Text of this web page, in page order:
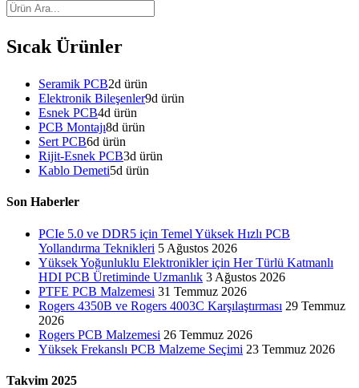
Sıcak Ürünler
Seramik PCB2d ürün
Elektronik Bileşenler9d ürün
Esnek PCB4d ürün
PCB Montajı8d ürün
Sert PCB6d ürün
Rijit-Esnek PCB3d ürün
Kablo Demeti5d ürün
Son Haberler
PCIe 5.0 ve DDR5 için Temel Yüksek Hızlı PCB
Yollandırma Teknikleri 5 Ağustos 2026
Yüksek Yoğunluklu Elektronikler için Her Türlü Katmanlı
HDI PCB Üretiminde Uzmanlık 3 Ağustos 2026
PTFE PCB Malzemesi 31 Temmuz 2026
Rogers 4350B ve Rogers 4003C Karşılaştırması 29 Temmuz
2026
Rogers PCB Malzemesi 26 Temmuz 2026
Yüksek Frekanslı PCB Malzeme Seçimi 23 Temmuz 2026
Takvim 2025